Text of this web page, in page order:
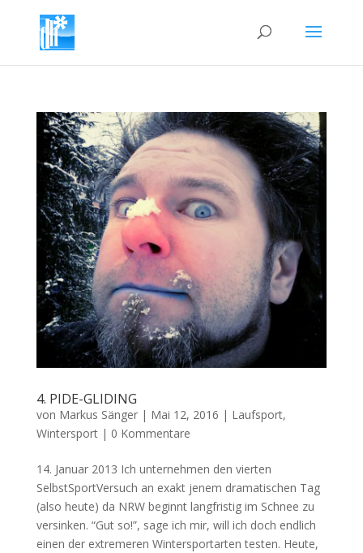
4. PIDE-GLIDING
von Markus Sänger| Mai 12, 2016 | Laufsport,
Wintersport| 0 Kommentare
14. Januar 2013 Ich unternehmen den vierten
SelbstSportVersuch an exakt jenem dramatischen Tag
(also heute) da NRW beginnt langfristig im Schnee zu
versinken. “Gut so!”, sage ich mir, will ich doch endlich
einen der extremeren Wintersportarten testen. Heute,